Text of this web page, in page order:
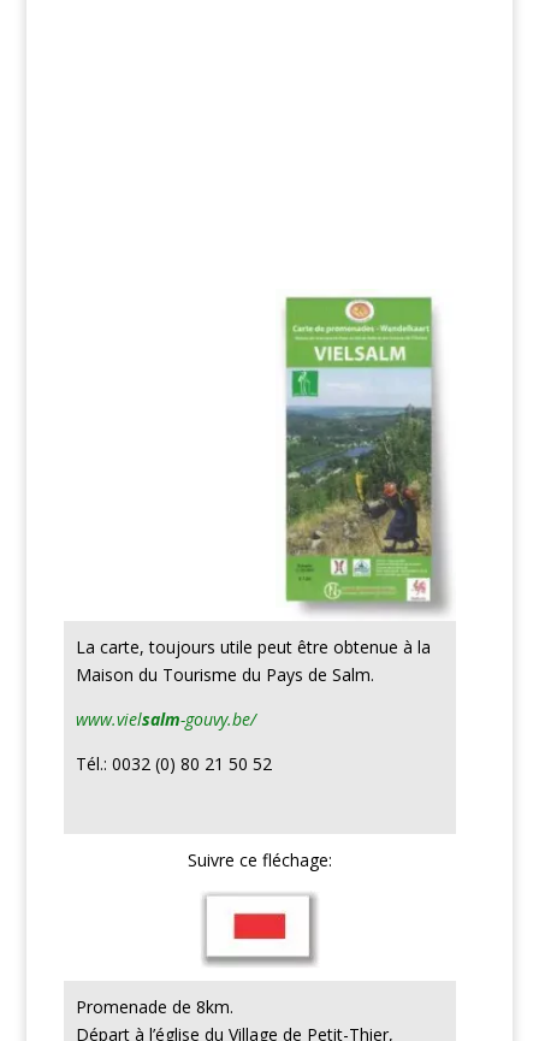
La carte, toujours utile peut être obtenue à la
Maison du Tourisme du Pays de Salm.
www.vielsalm-gouvy.be/
Tél.: 0032 (0) 80 21 50 52
Suivre ce fléchage:
Promenade de 8km.
Départ à l’église du Village de Petit-Thier,